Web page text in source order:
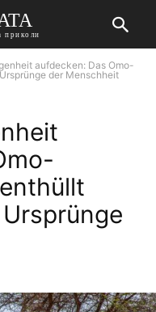
приколи
aufdecken: Das Omo-
der Menschheit